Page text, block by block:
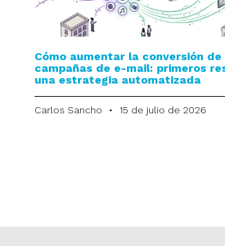
Cómo aumentar la conversión de
campañas de e-mail: primeros
una estrategia automatizada
Carlos Sancho 15 de julio de 2026